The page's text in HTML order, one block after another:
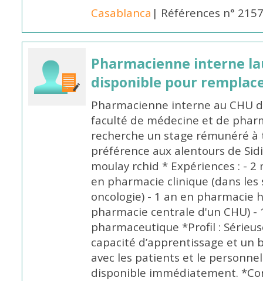
Casablanca | Références n°
Pharmacienne interne
disponible pour
Pharmacienne interne au CHU
faculté de médecine et de
recherche un stage rémunéré
préférence aux alentours de
moulay rchid * Expériences : -
en pharmacie clinique (dans les
oncologie) - 1 an en pharmacie
pharmacie centrale d'un CHU)
pharmaceutique *Profil :
capacité d’apprentissage et un
avec les patients et le
disponible immédiatement.